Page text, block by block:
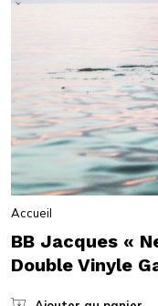
Accueil
BB Jacques «
Double Vinyle